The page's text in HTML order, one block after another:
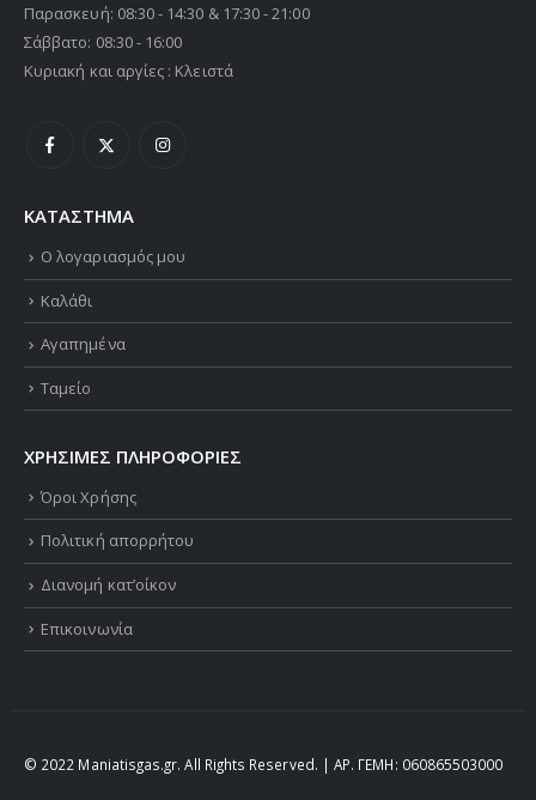
Παρασκευή: 08:30 - 14:30 & 17:30 - 21:00
Σάββατο: 08:30 - 16:00
Κυριακή και αργίες : Κλειστά
ΚΑΤΑΣΤΗΜΑ
Ο λογαριασμός μου
Καλάθι
Αγαπημένα
Ταμείο
ΧΡΗΣΙΜΕΣ ΠΛΗΡΟΦΟΡΙΕΣ
Όροι Χρήσης
Πολιτική απορρήτου
Διανομή κατ’οίκον
Επικοινωνία
© 2022 Maniatisgas.gr. All Rights Reserved. | ΑΡ. ΓΕΜΗ: 060865503000